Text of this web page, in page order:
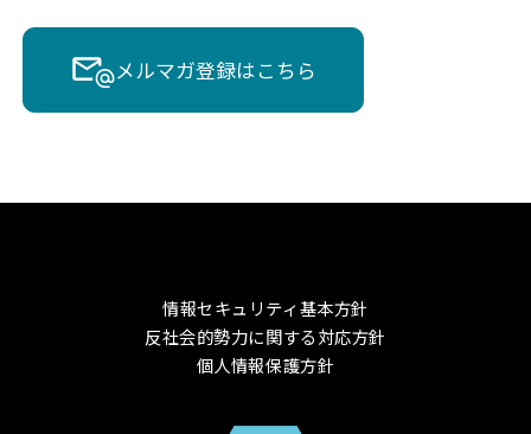
メルマガ登録はこちら
情報セキュリティ基本方針
反社会的勢力に関する対応方針
個人情報保護方針